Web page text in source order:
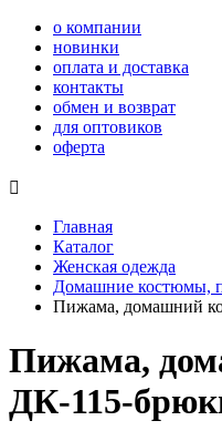
о компании
новинки
оплата и доставка
контакты
обмен и возврат
для оптовиков
оферта

Главная
Каталог
Женская одежда
Домашние костюмы,
Пижама, домашний
Пижама,
ДК-115-